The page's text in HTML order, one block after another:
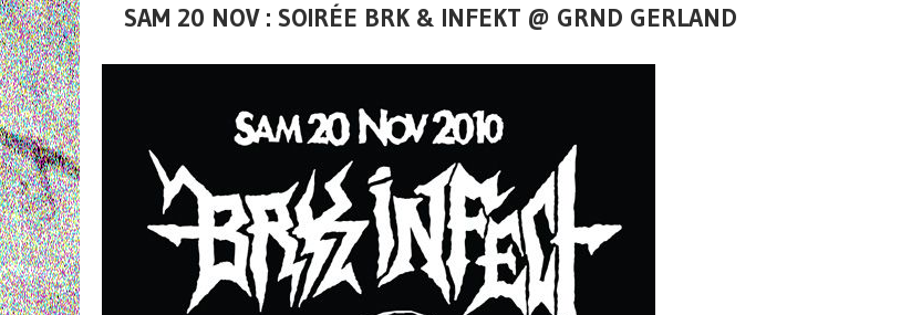
SAM 20 NOV : SOIRÉE BRK & INFEKT @ GRND GERLAND